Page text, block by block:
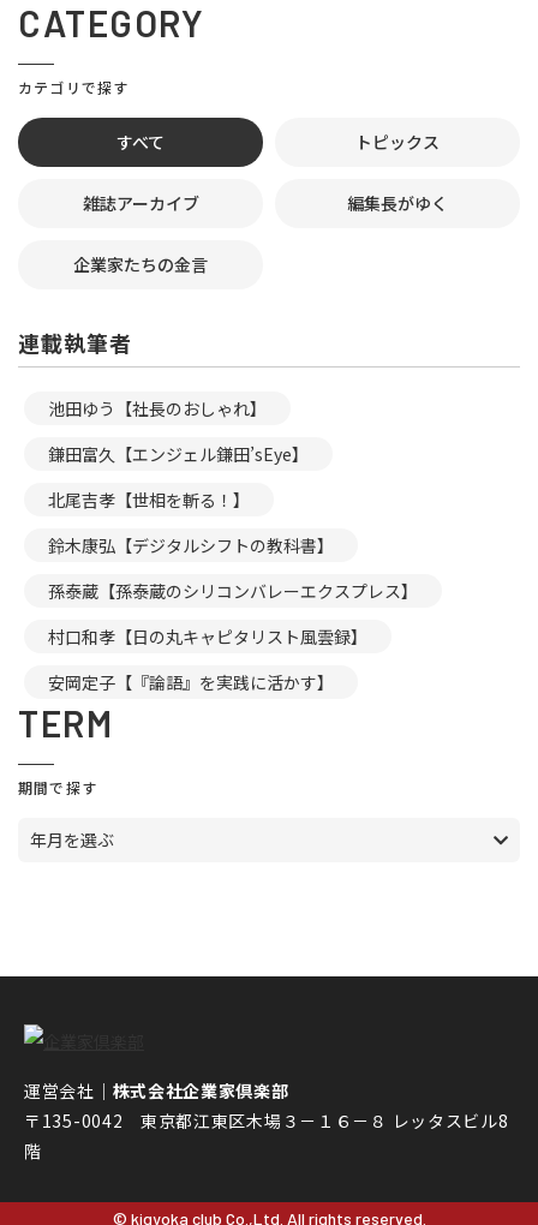
CATEGORY
カテゴリで探す
すべて トピックス
雑誌アーカイブ 編集長がゆく
企業家たちの金言
連載執筆者
池田ゆう【社長のおしゃれ】
鎌田富久【エンジェル鎌田’sEye】
北尾吉孝【世相を斬る！】
鈴木康弘【デジタルシフトの教科書】
孫泰蔵【孫泰蔵のシリコンバレーエクスプレス】
村口和孝【日の丸キャピタリスト風雲録】
安岡定子【『論語』を実践に活かす】
TERM
期間で探す
年月を選ぶ
運営会社｜ 株式会社企業家倶楽部
〒135-0042 東京都江東区木場３－１６－８ レッタスビル8
階
© kigyoka club Co.,Ltd. All rights reserved.